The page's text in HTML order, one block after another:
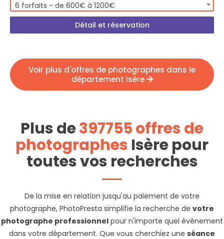
6 forfaits - de 600€ à 1200€
Détail et réservation
Voir plus d'offres de photographes dans le
département Isère
Plus de397755 offres de
photographes Isère pour
toutes vos recherches
De la mise en relation jusqu'au paiement de votre
photographe, PhotoPresta simplifie la recherche de votre
photographe professionnel pour n'importe quel événement
dans votre département. Que vous cherchiez une séance